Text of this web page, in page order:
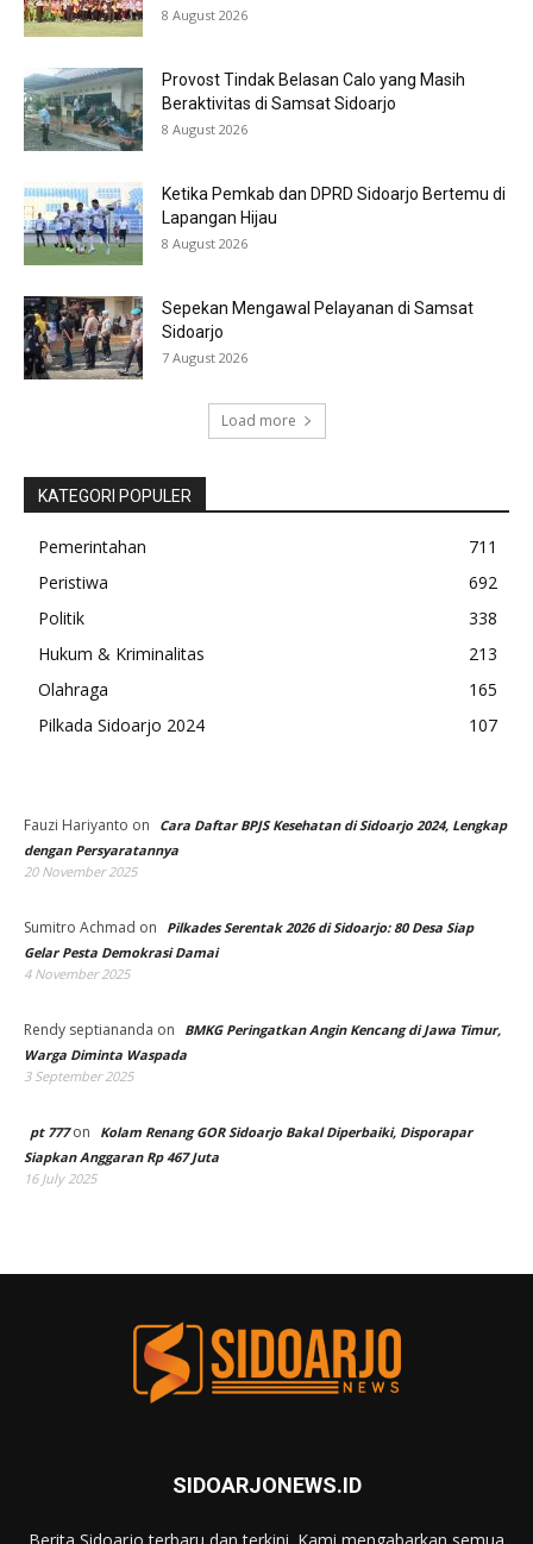
8 August 2026
Provost Tindak Belasan Calo yang Masih
Beraktivitas di Samsat Sidoarjo
8 August 2026
Ketika Pemkab dan DPRD Sidoarjo Bertemu di
Lapangan Hijau
8 August 2026
Sepekan Mengawal Pelayanan di Samsat
Sidoarjo
7 August 2026
Load more
KATEGORI POPULER
Pemerintahan
711
Peristiwa
692
Politik
338
Hukum & Kriminalitas
213
Olahraga
165
Pilkada Sidoarjo 2024
107
Fauzi Hariyanto on
Cara Daftar BPJS Kesehatan di Sidoarjo 2024, Lengkap
dengan Persyaratannya
20 November 2025
Sumitro Achmad on
Pilkades Serentak 2026 di Sidoarjo: 80 Desa Siap
Gelar Pesta Demokrasi Damai
4 November 2025
Rendy septiananda on
BMKG Peringatkan Angin Kencang di Jawa Timur,
Warga Diminta Waspada
3 September 2025
pt 777on
Kolam Renang GOR Sidoarjo Bakal Diperbaiki, Disporapar
Siapkan Anggaran Rp 467 Juta
16 July 2025
SIDOARJONEWS.ID